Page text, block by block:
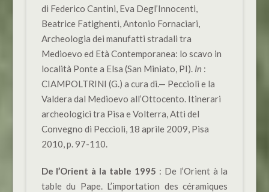
di Federico Cantini, Eva Degl’Innocenti,
Beatrice Fatighenti, Antonio Fornaciari,
Archeologia dei manufatti stradali tra
Medioevo ed Età Contemporanea: lo scavo in
località Ponte a Elsa (San Miniato, PI). In :
CIAMPOLTRINI (G.) a cura di.— Peccioli e la
Valdera dal Medioevo all’Ottocento. Itinerari
archeologici tra Pisa e Volterra, Atti del
Convegno di Peccioli, 18 aprile 2009, Pisa
2010, p. 97-110.
De l’Orient à la table 1995 : De l’Orient à la
table du Pape. L’importation des céramiques